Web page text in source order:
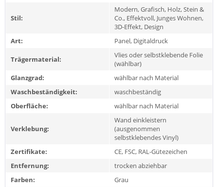
Stil:
Modern, Grafisch, Holz, Stein &
Co., Effektvoll, Junges Wohnen,
3D-Effekt, Design
Art:
Panel, Digitaldruck
Trägermaterial:
Vlies oder selbstklebende Folie
(wählbar)
Glanzgrad:
wählbar nach Material
Waschbeständigkeit:
waschbeständig
Oberfläche:
wählbar nach Material
Verklebung:
Wand einkleistern
(ausgenommen
selbstklebendes Vinyl)
Zertifikate:
CE, FSC, RAL-Gütezeichen
Entfernung:
trocken abziehbar
Farben:
Grau